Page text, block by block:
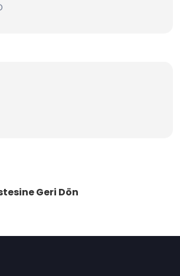
Geri Dön